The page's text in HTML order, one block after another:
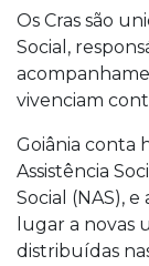
Os Cras são
Social,
vivenciam
Goiânia conta
Assistência
Social (NAS),
lugar a novas
distribuídas